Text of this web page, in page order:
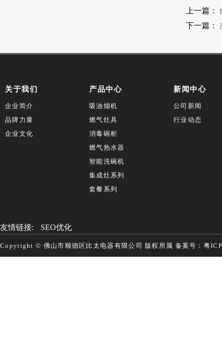
上一篇：
下一篇：
关于我们
企业简介
品牌力量
企业文化
产品中心
吸油烟机
燃气灶具
消毒碗柜
燃气热水器
智能洗碗机
集成灶系列
套餐系列
新闻中心
公司新闻
行业动态
友情链接: SEO优化
Copyright © 佛山市顺德区比太电器有限公司 版权所属 备案号： 粤